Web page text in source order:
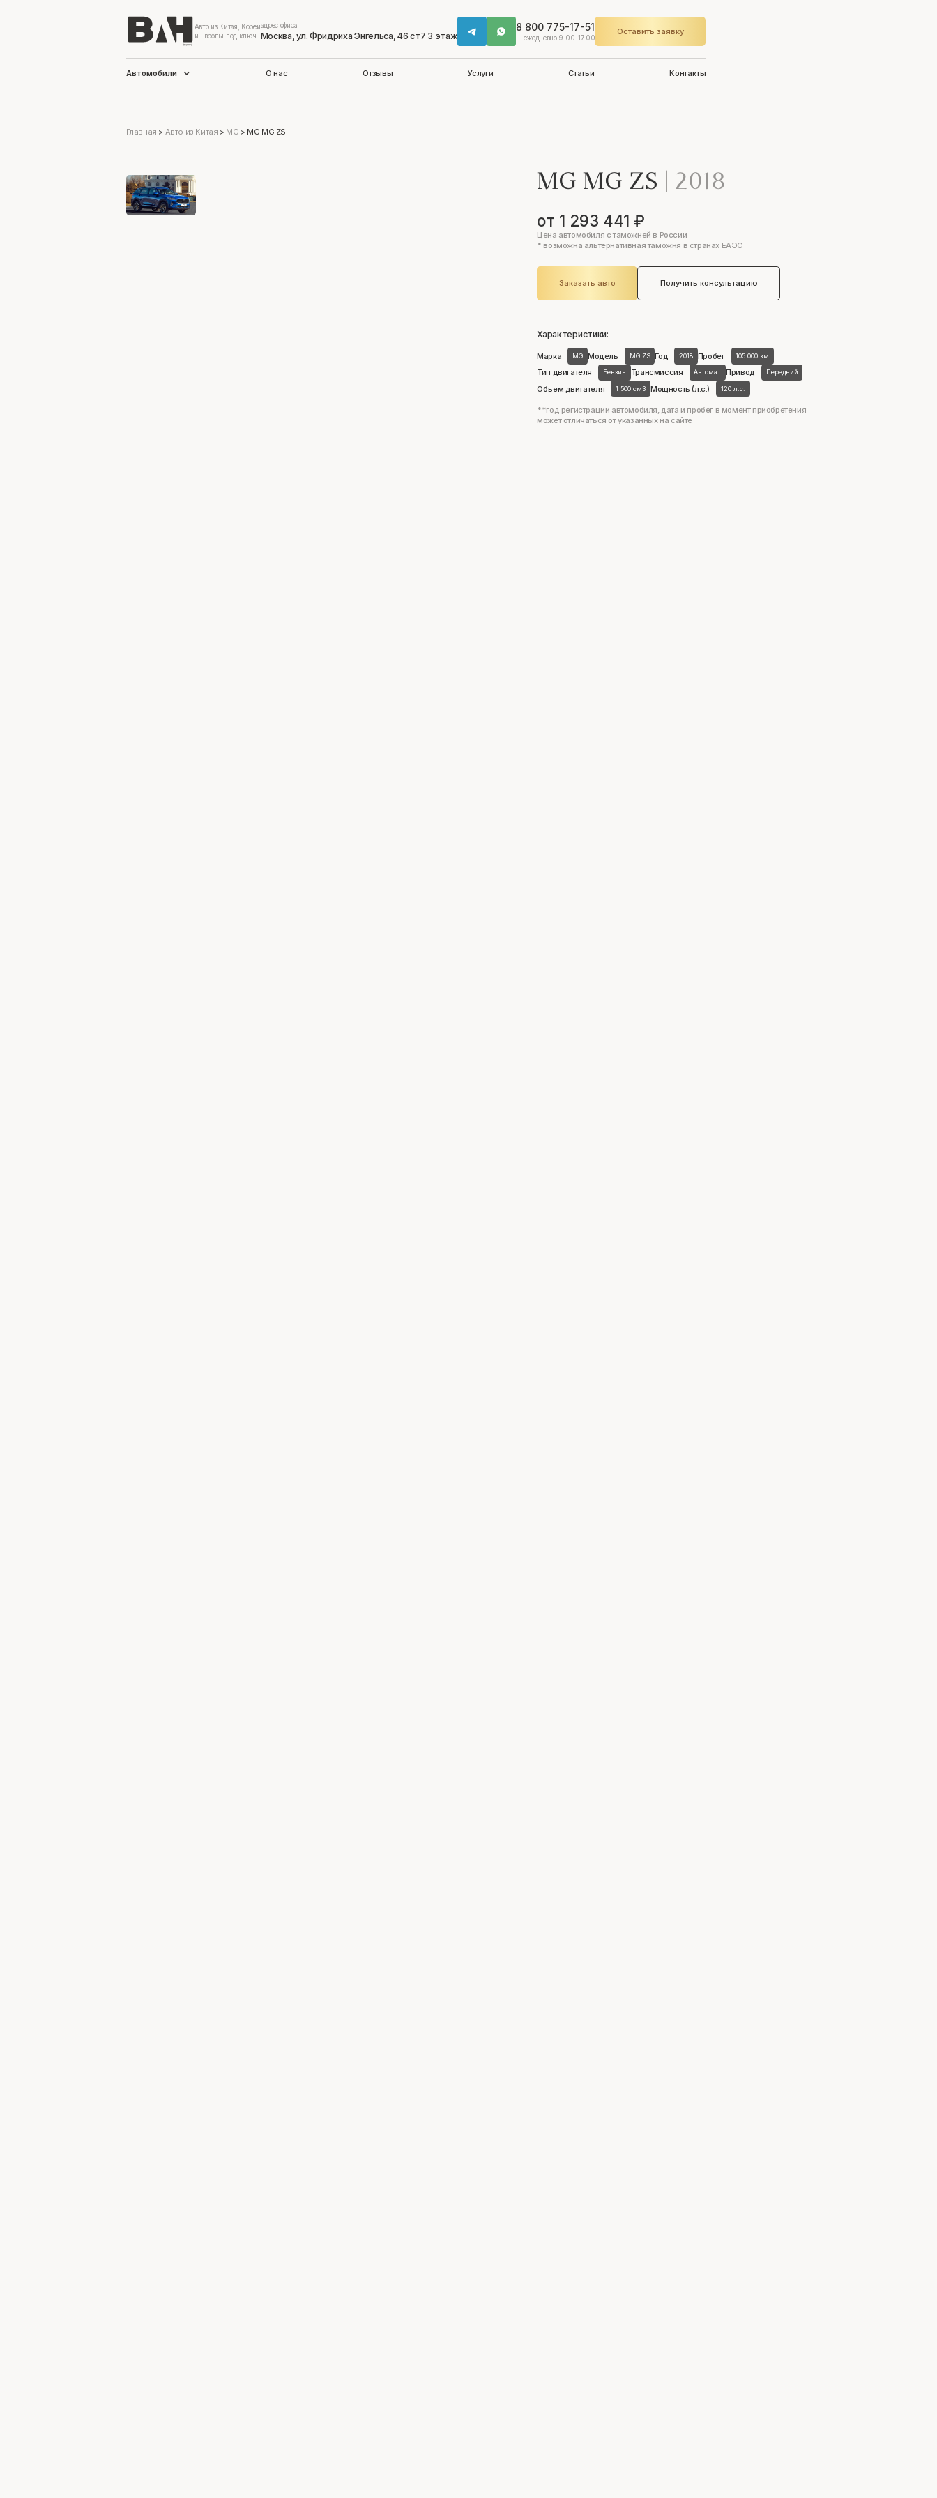
Авто из Китая, Кореи
и Европы под ключ
адрес офиса
Москва, ул. Фридриха Энгельса, 46 ст7 3 этаж
8 800 775-17-51
ежедневно 9.00-17.00
Оставить заявку
Автомобили О нас Отзывы Услуги Статьи Контакты
Главная > Авто из Китая > MG > MG MG ZS
MG MG ZS | 2018
от 1 293 441 ₽
Цена автомобиля с таможней в России
* возможна альтернативная таможня в странах ЕАЭС
Заказать авто Получить консультацию
Характеристики:
Марка MG Модель MG ZS Год 2018 Пробег 105 000 км
Тип двигателя Бензин Трансмиссия Автомат Привод Передний
Объем двигателя 1 500 см3 Мощность (л.с.) 120 л.с.
**год регистрации автомобиля, дата и пробег в момент приобретения
может отличаться от указанных на сайте